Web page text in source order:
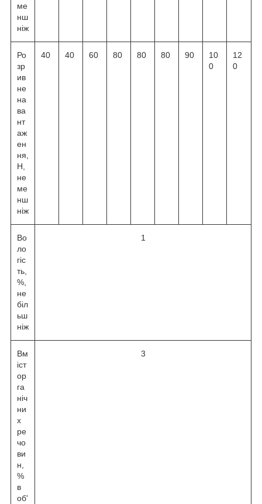
ме
нш
ніж
Ро
зр
ив
не
на
ва
нт
аж
ен
ня,
Н,
не
ме
нш
ніж
40 40 60 80 80 80 90
10
0
12
0
Во
ло
гіс
ть,
%,
не
біл
ьш
ніж
1
Вм
іст
ор
га
ніч
ни
х
ре
чо
ви
н,
%
в
об'
3